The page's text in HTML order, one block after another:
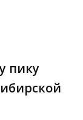
пику